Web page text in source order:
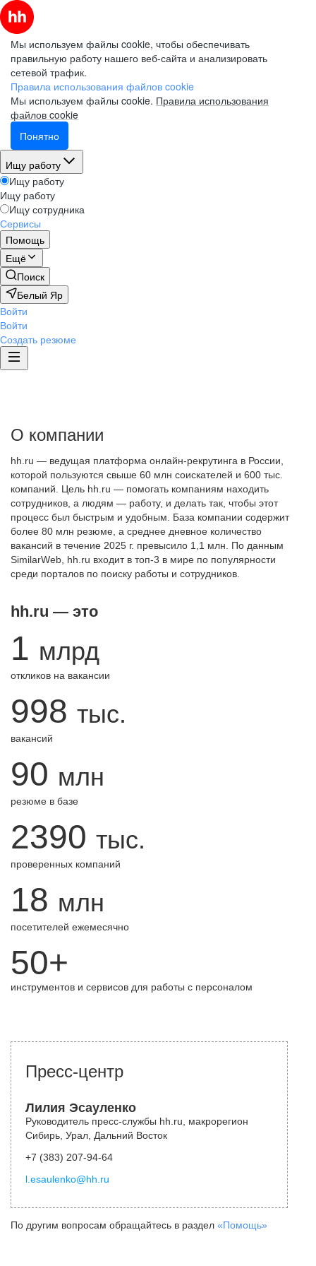
Мы используем файлы cookie, чтобы обеспечивать
правильную работу нашего веб-сайта и анализировать
сетевой трафик.
Правила использования файлов cookie
Мы используем файлы cookie. Правила использования
файлов cookie
Понятно
Ищу работу
Ищу работу
Ищу работу
Ищу сотрудника
Сервисы
Помощь
Ещё
Поиск
Белый Яр
Войти
Войти
Создать резюме
О компании
hh.ru — ведущая платформа онлайн-рекрутинга в России,
которой пользуются свыше 60 млн соискателей и 600 тыс.
компаний. Цель hh.ru — помогать компаниям находить
сотрудников, а людям — работу, и делать так, чтобы этот
процесс был быстрым и удобным. База компании содержит
более 80 млн резюме, а среднее дневное количество
вакансий в течение 2025 г. превысило 1,1 млн. По данным
SimilarWeb, hh.ru входит в топ-3 в мире по популярности
среди порталов по поиску работы и сотрудников.
hh.ru — это
1 млрд
откликов на вакансии
998 тыс.
вакансий
90 млн
резюме в базе
2390 тыс.
проверенных компаний
18 млн
посетителей ежемесячно
50+
инструментов и сервисов для работы с персоналом
Пресс-центр
Лилия Эсауленко
Руководитель пресс-службы hh.ru, макрорегион
Сибирь, Урал, Дальний Восток
+7 (383) 207-94-64
l.esaulenko@hh.ru
По другим вопросам обращайтесь в раздел «Помощь»